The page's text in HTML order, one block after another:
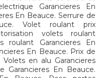
Garancieres En
En Beauce. Serrure de
Volet roulant prix
volets roulant
roulant Garancieres En
En Beauce. Prix de
en alu Garancieres
Garancieres En Beauce.